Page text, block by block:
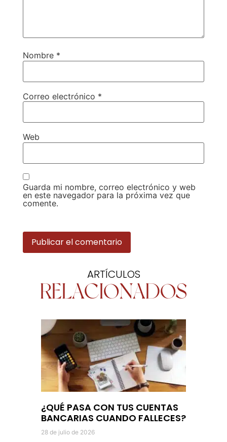
Nombre *
Correo electrónico *
Web
Guarda mi nombre, correo electrónico y web
en este navegador para la próxima vez que
comente.
ARTÍCULOS
RELACIONADOS
¿QUÉ PASA CON TUS CUENTAS
BANCARIAS CUANDO FALLECES?
28 de julio de 2026